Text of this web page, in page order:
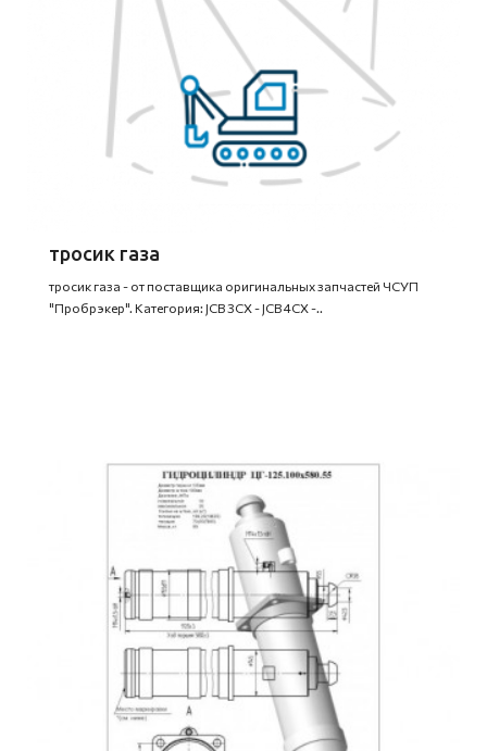
тросик газа
тросик газа - от поставщика оригинальных запчастей ЧСУП
"Пробрэкер". Категория: JCB 3CX - JCB 4CX -..